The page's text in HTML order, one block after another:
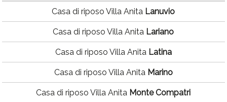
Casa di riposo Villa Anita Lanuvio
Casa di riposo Villa Anita Lariano
Casa di riposo Villa Anita Latina
Casa di riposo Villa Anita Marino
Casa di riposo Villa Anita Monte Compatri